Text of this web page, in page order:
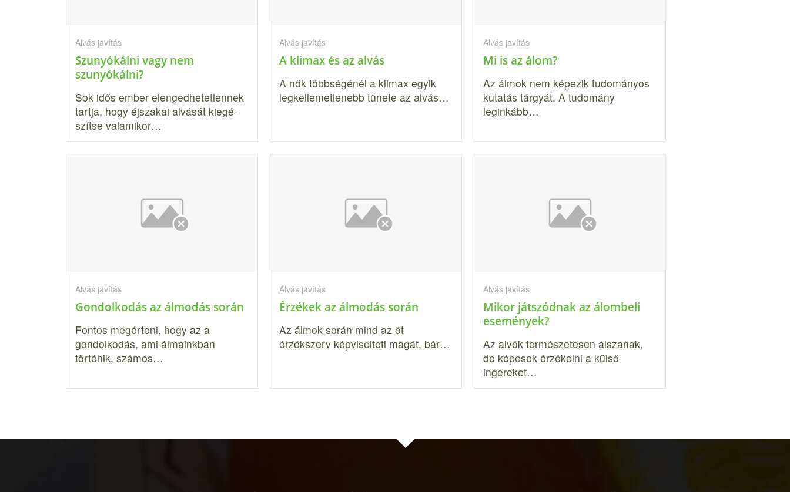
Alvás javítás
Szunyókálni vagy nem
szunyókálni?
Sok idős ember elengedhetetlennek
tartja, hogy éjszakai alvását kiegé­
szítse valamikor…
Alvás javítás
A klimax és az alvás
A nők többségénél a klimax egyik
legkellemetlenebb tünete az alvás…
Alvás javítás
Mi is az álom?
Az álmok nem képezik tudományos
kutatás tárgyát. A tudomány
leginkább…
Alvás javítás
Gondolkodás az álmodás során
Fontos megérteni, hogy az a
gondolkodás, ami álmainkban
történik, szá­mos…
Alvás javítás
Érzékek az álmodás során
Az álmok során mind az öt
érzékszerv képviselteti magát, bár…
Alvás javítás
Mikor játszódnak az álombeli
események?
Az alvók természetesen alszanak,
de képesek érzékelni a külső
ingereket…